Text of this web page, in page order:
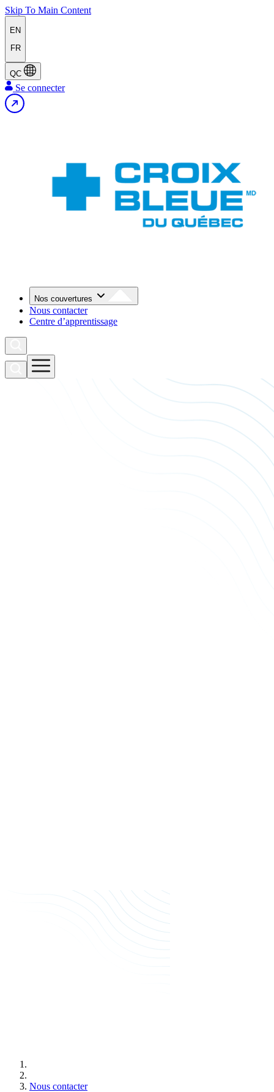
Skip To Main Content
EN
FR
QC
Se connecter
Nos couvertures
Nous contacter
Centre d’apprentissage
Nous contacter